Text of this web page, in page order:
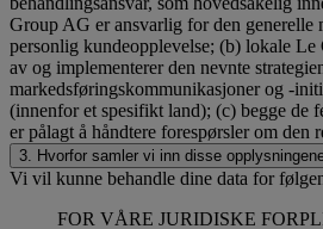
Group AG er ansvarlig for den generelle
personlig kundeopplevelse; (b) lokale Le
av og implementerer den nevnte
markedsføringskommunikasjoner og -
(innenfor et spesifikt land); (c) begge de
er pålagt å håndtere forespørsler om den
3. Hvorfor samler vi inn disse
Vi vil kunne behandle dine data for
FOR VÅRE JURIDISKE